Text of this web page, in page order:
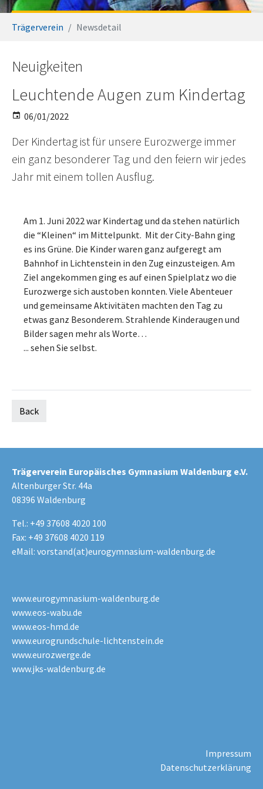
Trägerverein Newsdetail
Neuigkeiten
Leuchtende Augen zum Kindertag
06/01/2022
Der Kindertag ist für unsere Eurozwerge immer
ein ganz besonderer Tag und den feiern wir jedes
Jahr mit einem tollen Ausflug.
Am 1. Juni 2022 war Kindertag und da stehen natürlich
die “Kleinen“ im Mittelpunkt. Mit der City-Bahn ging
es ins Grüne. Die Kinder waren ganz aufgeregt am
Bahnhof in Lichtenstein in den Zug einzusteigen. Am
Ziel angekommen ging es auf einen Spielplatz wo die
Eurozwerge sich austoben konnten. Viele Abenteuer
und gemeinsame Aktivitäten machten den Tag zu
etwas ganz Besonderem. Strahlende Kinderaugen und
Bilder sagen mehr als Worte…
... sehen Sie selbst.
Back
Trägerverein Europäisches Gymnasium Waldenburg e.V.
Altenburger Str. 44a
08396 Waldenburg
Tel.: +49 37608 4020 100
Fax: +49 37608 4020 119
eMail: vorstand(at)eurogymnasium-waldenburg.de
www.eurogymnasium-waldenburg.de
www.eos-wabu.de
www.eos-hmd.de
www.eurogrundschule-lichtenstein.de
www.eurozwerge.de
www.jks-waldenburg.de
Impressum
Datenschutzerklärung